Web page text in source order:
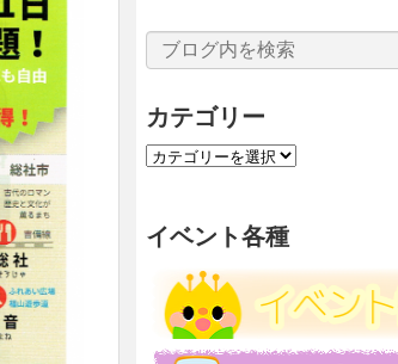
カテゴリー
カ
リ
ー
イベント各種